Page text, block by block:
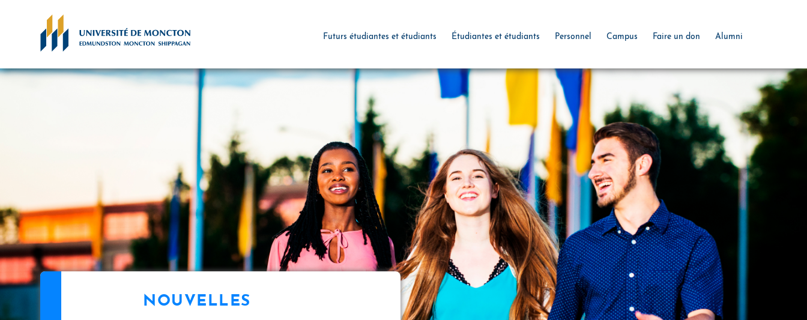
Futurs étudiantes et étudiants Étudiantes et étudiants Personnel Campus Faire un don Alumni
NOUVELLES